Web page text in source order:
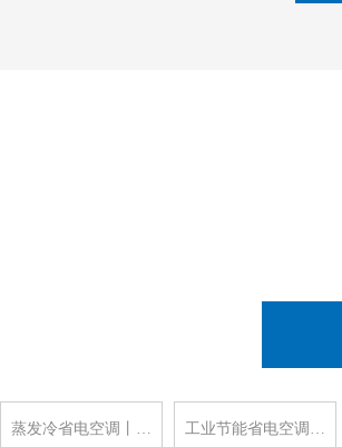
蒸发冷省电空调丨… 工业节能省电空调…